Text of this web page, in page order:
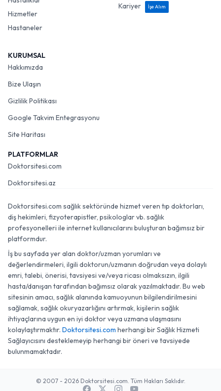
Hizmetler
Hastaneler
Kariyer
İşe Alım
KURUMSAL
Hakkımızda
Bize Ulaşın
Gizlilik Politikası
Google Takvim Entegrasyonu
Site Haritası
PLATFORMLAR
Doktorsitesi.com
Doktorsitesi.az
Doktorsitesi.com sağlık sektöründe hizmet veren tıp doktorları,
diş hekimleri, fizyoterapistler, psikologlar vb. sağlık
profesyonelleri ile internet kullanıcılarını buluşturan bağımsız bir
platformdur.
İş bu sayfada yer alan doktor/uzman yorumları ve
değerlendirmeleri, ilgili doktorun/uzmanın doğrudan veya dolaylı
emri, talebi, önerisi, tavsiyesi ve/veya ricası olmaksızın, ilgili
hasta/danışan tarafından bağımsız olarak yazılmaktadır. Bu web
sitesinin amacı, sağlık alanında kamuoyunun bilgilendirilmesini
sağlamak, sağlık okuryazarlığını artırmak, kişilerin sağlık
ihtiyaçlarına uygun en iyi doktor veya uzmana ulaşmasını
kolaylaştırmaktır. Doktorsitesi.com herhangi bir Sağlık Hizmeti
Sağlayıcısını desteklemeyip herhangi bir öneri ve tavsiyede
bulunmamaktadır.
© 2007 - 2026 Doktorsitesi.com. Tüm Hakları Saklıdır.